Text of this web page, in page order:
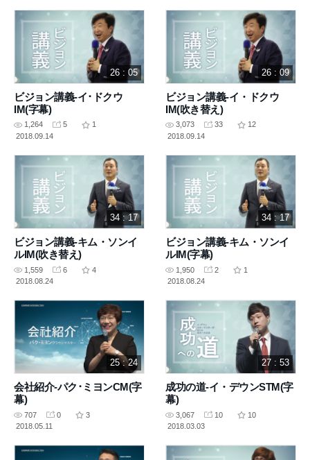
26 : 05
ビジョン講義-イ･ドクウ
IM(字幕)
1,264 5
1
2018.09.14
26 : 09
ビジョン講義-イ・ドクウ
IM(吹き替え)
3,073 33
12
2018.09.14
34 : 17
ビジョン講義-キム・ソンイ
ルIM(吹き替え)
1,559 6
4
2018.08.24
34 : 17
ビジョン講義-キム・ソンイ
ルIM(字幕)
1,950 2
1
2018.08.24
25 : 24
会社紹介-パク･ミヨンCM(字
幕)
707 0
3
2018.05.11
27 : 53
成功の道-イ・デウンSTM(字
幕)
3,067 10
10
2018.03.03